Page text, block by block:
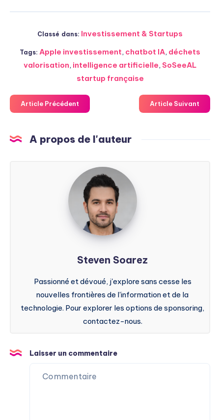
Classé dans: Investissement & Startups
Tags: Apple investissement, chatbot IA, déchets
valorisation, intelligence artificielle, SoSeeAL
startup française
Article Précédent Article Suivant
A propos de l'auteur
Steven
Soarez
Steven Soarez
Passionné et dévoué, j'explore sans cesse les
nouvelles frontières de l'information et de la
technologie. Pour explorer les options de sponsoring,
contactez-nous.
Laisser un commentaire